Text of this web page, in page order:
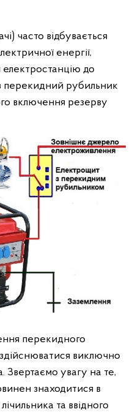
часто відбувається
енергії,
до
перекидний рубильник
включення резерву
перекидного
виключно
Звертаємо увагу на те,
знаходитися в
та ввідного